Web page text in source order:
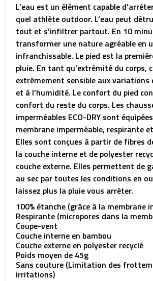
L’eau est un élément capable
quel athlète outdoor. L’eau peut
tout et s’infiltrer partout. En 10
transformer une nature agréable en
infranchissable. Le pied est la
pluie. En tant qu’extrémité du corps,
extrêmement sensible aux
et à l’humidité. Le confort du pied
confort du reste du corps. Les
imperméables ECO-DRY sont
membrane imperméable, respirante
Elles sont conçues à partir de fibres
la couche interne et de polyester
couche externe. Elles permettent de
au sec par toutes les conditions en
laissez plus la pluie vous arrêter.
100% étanche (grâce à la membrane
Respirante (micropores dans la
Coupe-vent
Couche interne en bambou
Couche externe en polyester recyclé
Poids moyen de 45g
Sans couture (Limitation des
irritations)